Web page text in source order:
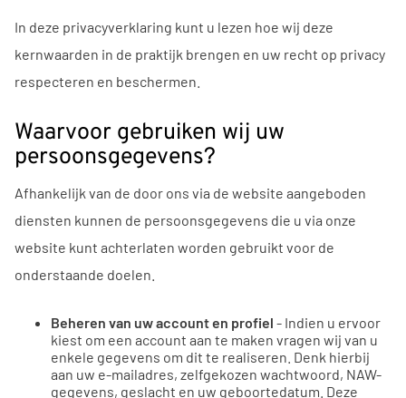
In deze privacyverklaring kunt u lezen hoe wij deze
kernwaarden in de praktijk brengen en uw recht op privacy
respecteren en beschermen.
Waarvoor gebruiken wij uw
persoonsgegevens?
Afhankelijk van de door ons via de website aangeboden
diensten kunnen de persoonsgegevens die u via onze
website kunt achterlaten worden gebruikt voor de
onderstaande doelen.
Beheren van uw account en profiel - Indien u ervoor
kiest om een account aan te maken vragen wij van u
enkele gegevens om dit te realiseren. Denk hierbij
aan uw e-mailadres, zelfgekozen wachtwoord, NAW-
gegevens, geslacht en uw geboortedatum. Deze